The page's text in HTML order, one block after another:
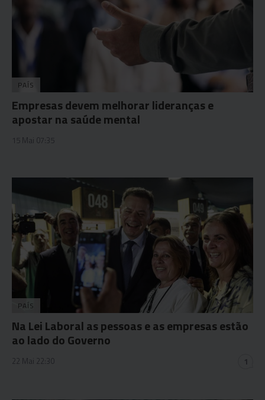
PAÍS
Empresas devem melhorar lideranças e
apostar na saúde mental
15 Mai 07:35
PAÍS
Na Lei Laboral as pessoas e as empresas estão
ao lado do Governo
22 Mai 22:30 1